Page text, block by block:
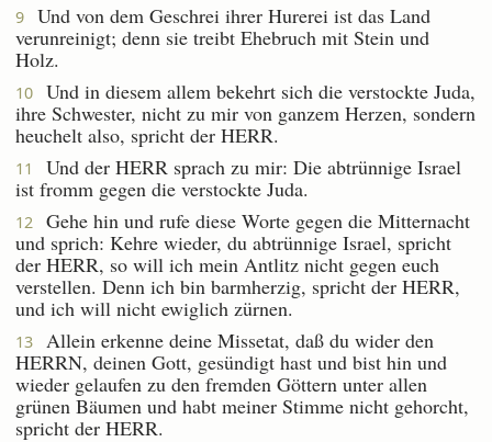
9
Und von dem Geschrei ihrer Hurerei ist das Land
verunreinigt; denn sie treibt Ehebruch mit Stein und
Holz.
10
Und in diesem allem bekehrt sich die verstockte Juda,
ihre Schwester, nicht zu mir von ganzem Herzen, sondern
heuchelt also, spricht der HERR.
11
Und der HERR sprach zu mir: Die abtrünnige Israel
ist fromm gegen die verstockte Juda.
12
Gehe hin und rufe diese Worte gegen die Mitternacht
und sprich: Kehre wieder, du abtrünnige Israel, spricht
der HERR, so will ich mein Antlitz nicht gegen euch
verstellen. Denn ich bin barmherzig, spricht der HERR,
und ich will nicht ewiglich zürnen.
13
Allein erkenne deine Missetat, daß du wider den
HERRN, deinen Gott, gesündigt hast und bist hin und
wieder gelaufen zu den fremden Göttern unter allen
grünen Bäumen und habt meiner Stimme nicht gehorcht,
spricht der HERR.